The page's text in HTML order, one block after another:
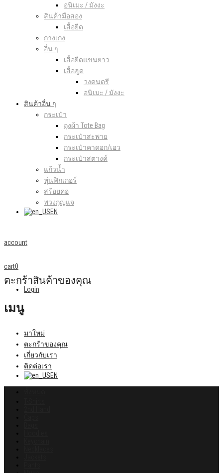
อนิเมะ / มังงะ
สินค้ามือสอง
เสื้อยืด
กางเกง
อื่น ๆ
เสื้อยืดแขนยาว
เสื้อฮูด
วงดนตรี
อนิเมะ / มังงะ
สินค้าอื่น ๆ
กระเป๋า
ถุงผ้า Tote Bag
กระเป๋าสะพาย
กระเป๋าคาดอก/เอว
กระเป๋าสตางค์
แก้วน้ำ
หุ่นฟิกเกอร์
สร้อยคอ
พวงกุญแจ
EN
account
Login
cart0
ตะกร้าสินค้าของคุณ
เมนู
มาใหม่
ตะกร้าของคุณ
เกี่ยวกับเรา
ติดต่อเรา
EN